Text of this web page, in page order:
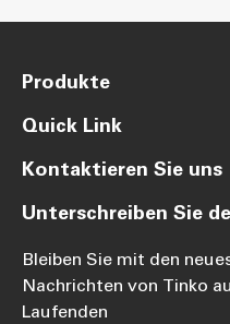
Produkte
Quick Link
Kontaktieren Sie uns
Unterschreiben Sie
Bleiben Sie mit den
Nachrichten von Tinko
Laufenden